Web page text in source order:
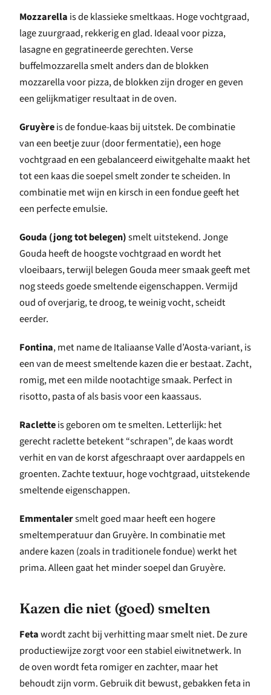
Mozzarella is de klassieke smeltkaas. Hoge vochtgraad,
lage zuurgraad, rekkerig en glad. Ideaal voor pizza,
lasagne en gegratineerde gerechten. Verse
buffelmozzarella smelt anders dan de blokken
mozzarella voor pizza, de blokken zijn droger en geven
een gelijkmatiger resultaat in de oven.
Gruyèreis de fondue-kaas bij uitstek. De combinatie
van een beetje zuur (door fermentatie), een hoge
vochtgraad en een gebalanceerd eiwitgehalte maakt het
tot een kaas die soepel smelt zonder te scheiden. In
combinatie met wijn en kirsch in een fondue geeft het
een perfecte emulsie.
Gouda (jong tot belegen)smelt uitstekend. Jonge
Gouda heeft de hoogste vochtgraad en wordt het
vloeibaars, terwijl belegen Gouda meer smaak geeft met
nog steeds goede smeltende eigenschappen. Vermijd
oud of overjarig, te droog, te weinig vocht, scheidt
eerder.
Fontina, met name de Italiaanse Valle d’Aosta-variant, is
een van de meest smeltende kazen die er bestaat. Zacht,
romig, met een milde nootachtige smaak. Perfect in
risotto, pasta of als basis voor een kaassaus.
Racletteis geboren om te smelten. Letterlijk: het
gerecht raclette betekent “schrapen”, de kaas wordt
verhit en van de korst afgeschraapt over aardappels en
groenten. Zachte textuur, hoge vochtgraad, uitstekende
smeltende eigenschappen.
Emmentalersmelt goed maar heeft een hogere
smeltemperatuur dan Gruyère. In combinatie met
andere kazen (zoals in traditionele fondue) werkt het
prima. Alleen gaat het minder soepel dan Gruyère.
Kazen die niet (goed) smelten
Fetawordt zacht bij verhitting maar smelt niet. De zure
productiewijze zorgt voor een stabiel eiwitnetwerk. In
de oven wordt feta romiger en zachter, maar het
behoudt zijn vorm. Gebruik dit bewust, gebakken feta in